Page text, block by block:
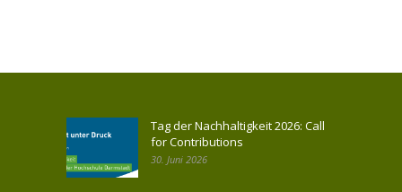
Tag der Nachhaltigkeit 2026: Call
for Contributions
30. Juni 2026